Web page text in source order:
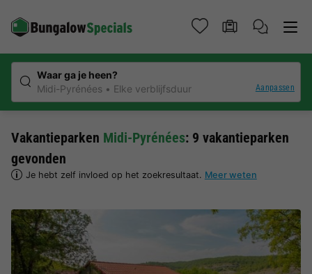
Waar ga je heen?
Midi-Pyrénées
Elke verblijfsduur Aanpassen
Vakantieparken Midi-Pyrénées: 9 vakantieparken
gevonden
Je hebt zelf invloed op het zoekresultaat. Meer weten